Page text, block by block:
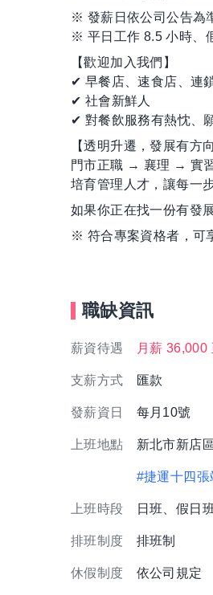
※ 發薪日依公司公告為
※ 平日工作 8.5 小時、
【歡迎加入我們】
✔ 早餐店、速食店、連
✔ 社會新鮮人
✔ 對餐飲服務有熱忱、
【透明升遷，發展有方向
門市正職 → 襄理 → 實
培育管理人才，讓每一
如果你正在找一份有發
※ 符合專案資格者，可
職缺資訊
薪資待遇 月薪 36,000
支薪方式 匯款
發薪資日 每月10號
上班地點 新北市新店
#捷運十四
上班時段 日班、假日
排班制度 排班制
休假制度 依公司規定